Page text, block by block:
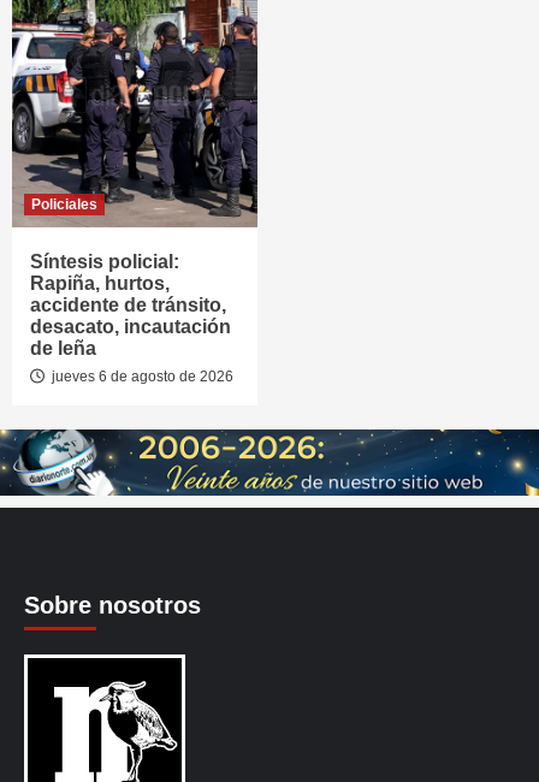
Policiales
Síntesis policial:
Rapiña, hurtos,
accidente de tránsito,
desacato, incautación
de leña
jueves 6 de agosto de 2026
Sobre nosotros